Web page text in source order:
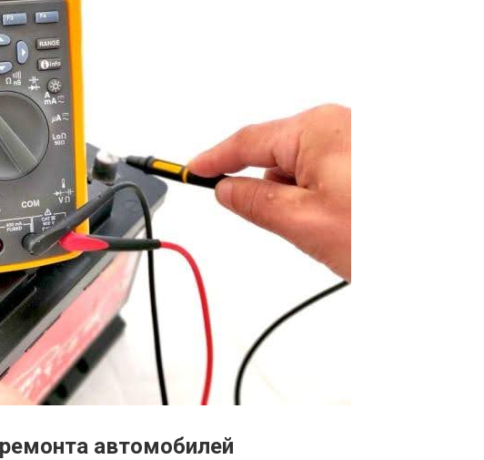
автомобилей